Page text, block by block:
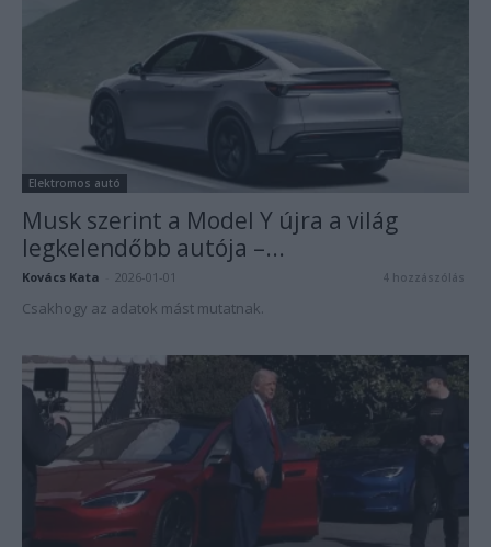
Elektromos autó
Musk szerint a Model Y újra a világ
legkelendőbb autója –...
Kovács Kata 2026-01-01 4 hozzászólás
Csakhogy az adatok mást mutatnak.